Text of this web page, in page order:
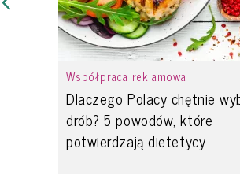
Współpraca reklamowa
Dlaczego Polacy chętnie
drób? 5 powodów, które
potwierdzają dietetycy